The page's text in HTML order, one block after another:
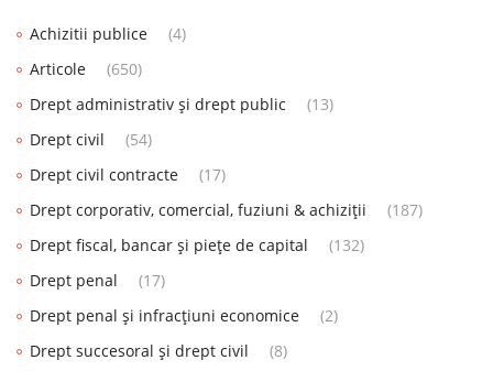
Achizitii publice
(4)
Articole
(650)
Drept administrativ și drept public
(13)
Drept civil
(54)
Drept civil contracte
(17)
Drept corporativ, comercial, fuziuni & achiziții
(187)
Drept fiscal, bancar și piețe de capital
(132)
Drept penal
(17)
Drept penal și infracțiuni economice
(2)
Drept succesoral și drept civil
(8)